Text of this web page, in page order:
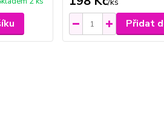
Přidat